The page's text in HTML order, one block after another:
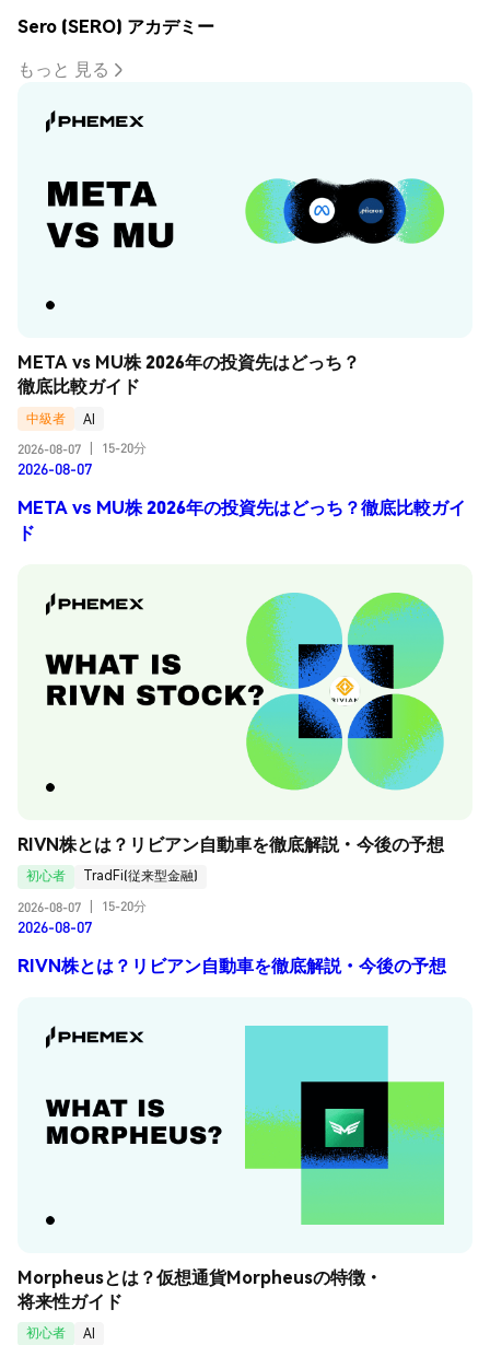
Sero (SERO) アカデミー
もっと 見る
META vs MU株 2026年の投資先はどっち？
徹底比較ガイド
中級者
AI
2026-08-07
15-20分
2026-08-07
META vs MU株 2026年の投資先はどっち？徹底比較ガイ
ド
RIVN株とは？リビアン自動車を徹底解説・今後の予想
初心者
TradFi(従来型金融)
2026-08-07
15-20分
2026-08-07
RIVN株とは？リビアン自動車を徹底解説・今後の予想
Morpheusとは？仮想通貨Morpheusの特徴・
将来性ガイド
初心者
AI